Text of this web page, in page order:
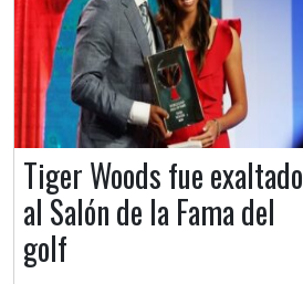
Tiger Woods fue exaltado
al Salón de la Fama del
golf